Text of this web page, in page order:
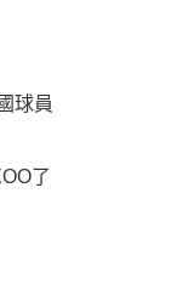
球員
了